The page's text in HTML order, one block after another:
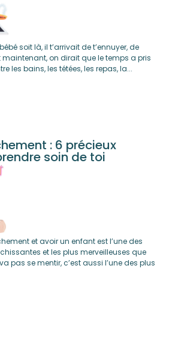
soit là, il t’arrivait de t’ennuyer, de
maintenant, on dirait que le temps a pris
les bains, les tétées, les repas, la...
: 6 précieux
soin de toi
et avoir un enfant est l’une des
et les plus merveilleuses que
pas se mentir, c’est aussi l’une des plus